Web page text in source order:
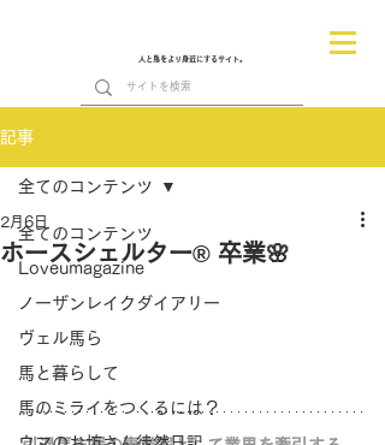
人と馬をより身近にするサイト。
記事
全てのコンテンツ
Loveumagazine
ノーザンレイクダイアリー
ヴェル馬ら
馬と暮らして
馬のミライをつくるには？
全てのコンテンツ
ホースシェルター® 卒業🌸
2月6日